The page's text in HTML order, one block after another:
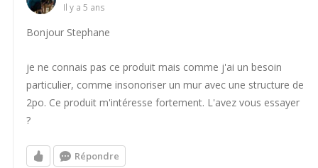
de maçonnerie, de béton, de bois, de métal et de gypse.
Isolant monolithique haute performance avec
excellente stabilité dimensionnelle
Propriétés d'insonorisation exceptionnelles
produits de même classe sur le marché
il y a 5 ans
Bonjour Stephane
je ne connais pas ce produit mais comme j'ai un besoin
particulier, comme insonoriser un mur avec une structure de
2po. Ce produit m'intéresse fortement. L'avez vous essayer
?
Répondre